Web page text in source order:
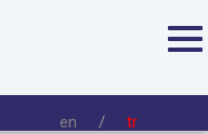
en / tr